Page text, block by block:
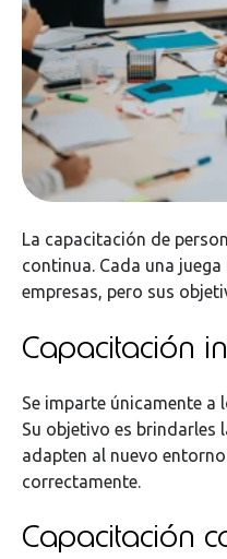
La capacitación de
continua. Cada una
empresas, pero sus
Capacitación
Se imparte únicamente a
Su objetivo es brindarles
adapten al nuevo
correctamente.
Capacitación